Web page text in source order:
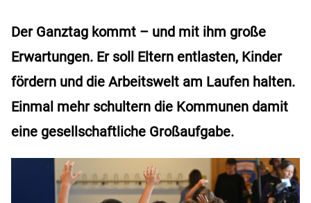
Der Ganztag kommt – und mit ihm große
Erwartungen. Er soll Eltern entlasten, Kinder
fördern und die Arbeitswelt am Laufen halten.
Einmal mehr schultern die Kommunen damit
eine gesellschaftliche Großaufgabe.